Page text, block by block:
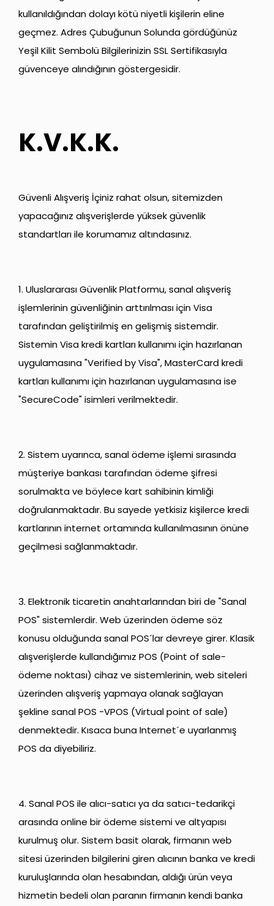
kullanıldığından dolayı kötü niyetli kişilerin eline
geçmez. Adres Çubuğunun Solunda gördüğünüz
Yeşil Kilit Sembolü Bilgilerinizin SSL Sertifikasıyla
güvenceye alındığının göstergesidir.
K.V.K.K.
Güvenli Alışveriş İçiniz rahat olsun, sitemizden
yapacağınız alışverişlerde yüksek güvenlik
standartları ile korumamız altındasınız.
1. Uluslararası Güvenlik Platformu, sanal alışveriş
işlemlerinin güvenliğinin arttırılması için Visa
tarafından geliştirilmiş en gelişmiş sistemdir.
Sistemin Visa kredi kartları kullanımı için hazırlanan
uygulamasına "Verified by Visa", MasterCard kredi
kartları kullanımı için hazırlanan uygulamasına ise
"SecureCode" isimleri verilmektedir.
2. Sistem uyarınca, sanal ödeme işlemi sırasında
müşteriye bankası tarafından ödeme şifresi
sorulmakta ve böylece kart sahibinin kimliği
doğrulanmaktadır. Bu sayede yetkisiz kişilerce kredi
kartlarının internet ortamında kullanılmasının önüne
geçilmesi sağlanmaktadır.
3. Elektronik ticaretin anahtarlarından biri de "Sanal
POS" sistemlerdir. Web üzerinden ödeme söz
konusu olduğunda sanal POS´lar devreye girer. Klasik
alışverişlerde kullandığımız POS (Point of sale-
ödeme noktası) cihaz ve sistemlerinin, web siteleri
üzerinden alışveriş yapmaya olanak sağlayan
şekline sanal POS -VPOS (Virtual point of sale)
denmektedir. Kısaca buna Internet´e uyarlanmış
POS da diyebiliriz.
4. Sanal POS ile alıcı-satıcı ya da satıcı-tedarikçi
arasında online bir ödeme sistemi ve altyapısı
kurulmuş olur. Sistem basit olarak, firmanın web
sitesi üzerinden bilgilerini giren alıcının banka ve kredi
kuruluşlarında olan hesabından, aldığı ürün veya
hizmetin bedeli olan paranın firmanın kendi banka